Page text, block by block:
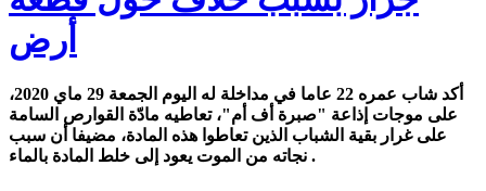
أرض
أكد شاب عمره 22 عاما في مداخلة له اليوم الجمعة 29 ماي 2020،
على موجات إذاعة "صبرة أف أم"، تعاطيه مادّة القوارص السامة
على غرار بقية الشباب الذين تعاطوا هذه المادة، مضيفا أن سبب
نجاته من الموت يعود إلى خلط المادة بالماء .